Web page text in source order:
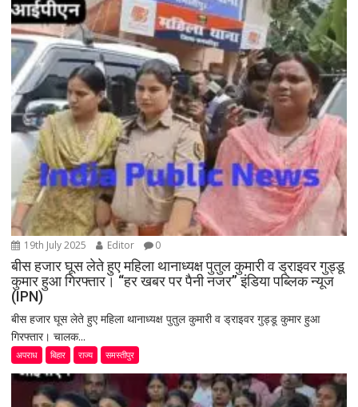
19th July 2025 Editor 0
बीस हजार घूस लेते हुए महिला थानाध्यक्ष पुतुल कुमारी व ड्राइवर गुड्डू
कुमार हुआ गिरफ्तार। “हर खबर पर पैनी नजर” इंडिया पब्लिक न्यूज
(IPN)
बीस हजार घूस लेते हुए महिला थानाध्यक्ष पुतुल कुमारी व ड्राइवर गुड्डू कुमार हुआ
गिरफ्तार। चालक...
अपराध बिहार राज्य समस्तीपुर